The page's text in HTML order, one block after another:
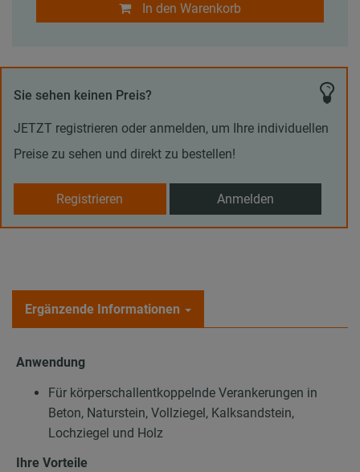
In den Warenkorb
Sie sehen keinen Preis?
JETZT registrieren oder anmelden, um Ihre individuellen
Preise zu sehen und direkt zu bestellen!
Registrieren Anmelden
Ergänzende Informationen
Anwendung
Für körperschallentkoppelnde Verankerungen in
Beton, Naturstein, Vollziegel, Kalksandstein,
Lochziegel und Holz
Ihre Vorteile